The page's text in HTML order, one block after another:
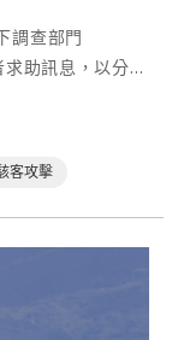
調查部門
助訊息，以分析
份被盜表單
季度最常見的三
客攻擊